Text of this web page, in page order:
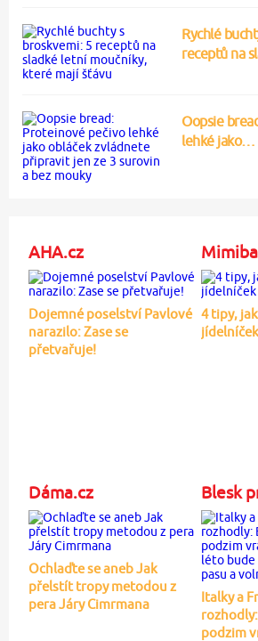
Rychlé
receptů na
Oopsie
lehké jako…
AHA.cz
Dojemné poselství Pavlové
narazilo: Zase se
přetvařuje!
4 tipy,
Dáma.cz
Ochlaďte se aneb Jak
přelstít tropy metodou z
pera Járy Cimrmana
Blesk
Italky a
podzim